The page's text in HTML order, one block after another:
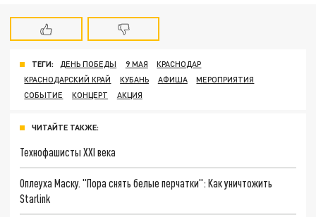
ТЕГИ: ДЕНЬ ПОБЕДЫ 9 МАЯ
КРАСНОДАР
КРАСНОДАРСКИЙ КРАЙ
КУБАНЬ АФИША
МЕРОПРИЯТИЯ
СОБЫТИЕ
КОНЦЕРТ АКЦИЯ
ЧИТАЙТЕ ТАКЖЕ:
Технофашисты XXI века
Оплеуха Маску. "Пора снять белые перчатки": Как уничтожить
Starlink